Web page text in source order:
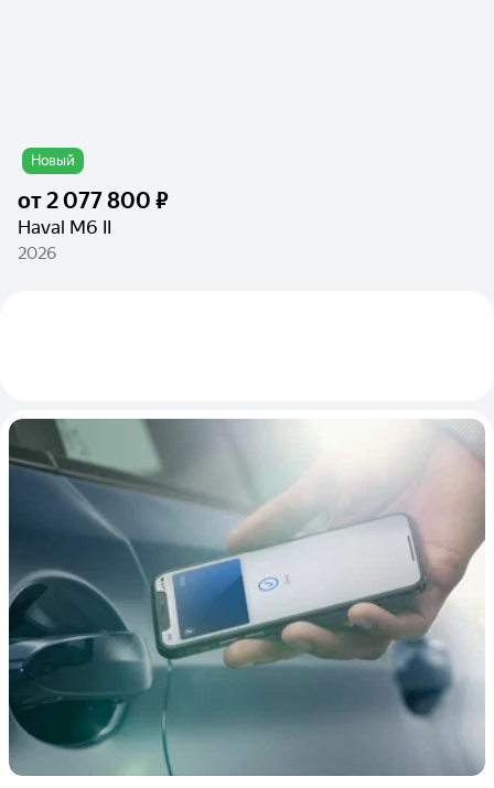
Новый
от2 077 800 ₽
Haval M6 II
2026